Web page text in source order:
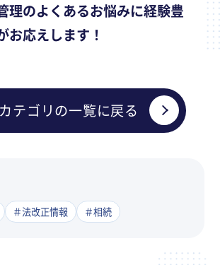
理のよくあるお悩みに経験豊
お応えします！
テゴリの一覧に戻る
＃法改正情報 ＃相続